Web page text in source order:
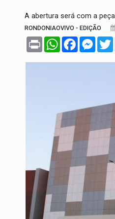
A abertura será com a
RONDONIAOVIVO - EDIÇÃO
Print WhatsAppFacebook